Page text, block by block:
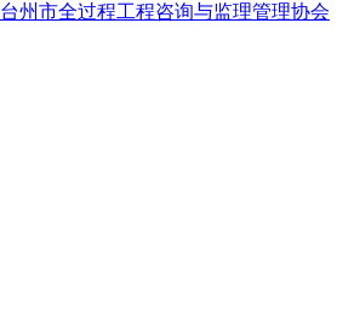
台州市全过程工程咨询与监理管理协会